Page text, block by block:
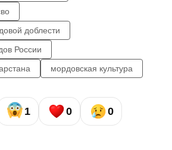
доблести
России
мордовская культура
1 0 0